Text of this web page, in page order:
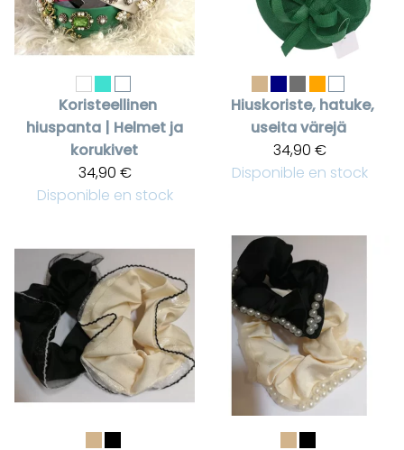
Koristeellinen
hiuspanta | Helmet ja
korukivet
34,90 €
Disponible en stock
Hiuskoriste, hatuke,
useita värejä
34,90 €
Disponible en stock